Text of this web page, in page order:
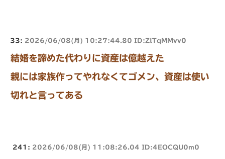
33: 2026/06/08(月) 10:27:44.80 ID:ZlTqMMvv0
結婚を諦めた代わりに資産は億越えた
親には家族作ってやれなくてゴメン、資産は使い
切れと言ってある
241: 2026/06/08(月) 11:08:26.04 ID:4EOCQU0m0